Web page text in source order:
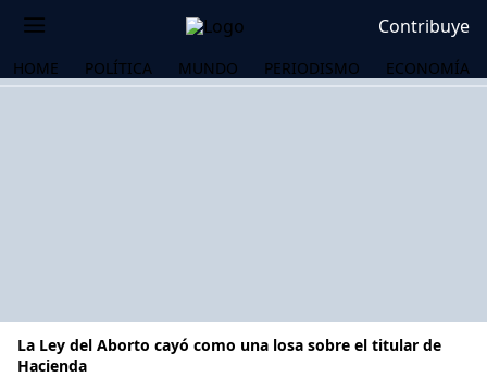
Contribuye
HOME POLÍTICA MUNDO PERIODISMO ECONOMÍA
La Ley del Aborto cayó como una losa sobre el titular de
Hacienda